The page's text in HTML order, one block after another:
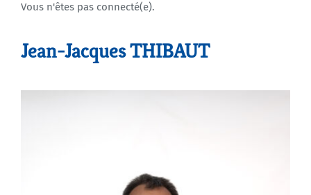
Agenda
Vous n'êtes pas connecté(e).
Jean-Jacques THIBAUT